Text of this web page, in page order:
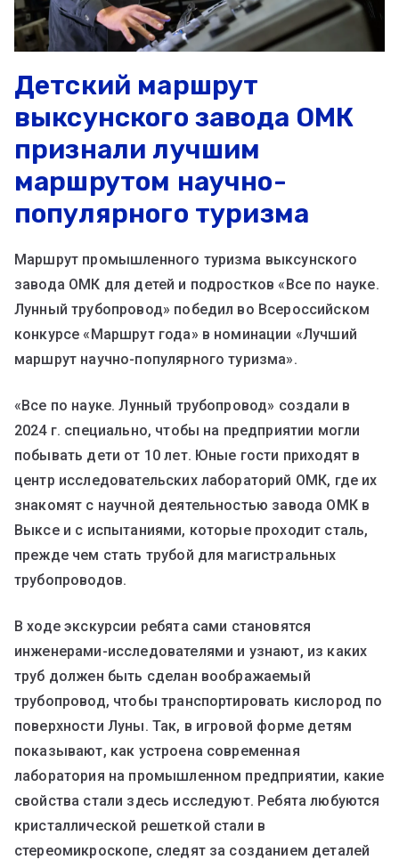
Детский маршрут
выксунского завода ОМК
признали лучшим
маршрутом научно-
популярного туризма
Маршрут промышленного туризма выксунского
завода ОМК для детей и подростков «Все по науке.
Лунный трубопровод» победил во Всероссийском
конкурсе «Маршрут года» в номинации «Лучший
маршрут научно-популярного туризма».
«Все по науке. Лунный трубопровод» создали в
2024 г. специально, чтобы на предприятии могли
побывать дети от 10 лет. Юные гости приходят в
центр исследовательских лабораторий ОМК, где их
знакомят с научной деятельностью завода ОМК в
Выксе и с испытаниями, которые проходит сталь,
прежде чем стать трубой для магистральных
трубопроводов.
В ходе экскурсии ребята сами становятся
инженерами-исследователями и узнают, из каких
труб должен быть сделан воображаемый
трубопровод, чтобы транспортировать кислород по
поверхности Луны. Так, в игровой форме детям
показывают, как устроена современная
лаборатория на промышленном предприятии, какие
свойства стали здесь исследуют. Ребята любуются
кристаллической решеткой стали в
стереомикроскопе, следят за созданием деталей